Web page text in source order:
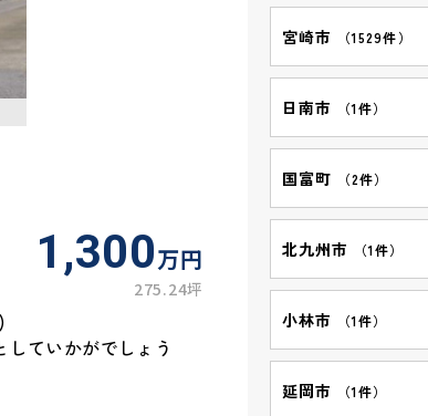
1,300万円
275.24坪
ていかがでしょう
宮崎市 （1529件）
日南市 （1件）
国富町 （2件）
北九州市 （1件）
小林市 （1件）
延岡市 （1件）